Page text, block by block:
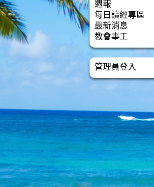
週報
每日讀經專區
最新消息
教會事工
管理員登入